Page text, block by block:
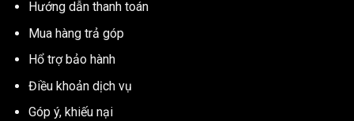
Hướng dẫn thanh toán
Mua hàng trả góp
Hổ trợ bảo hành
Điều khoản dịch vụ
Góp ý, khiếu nại